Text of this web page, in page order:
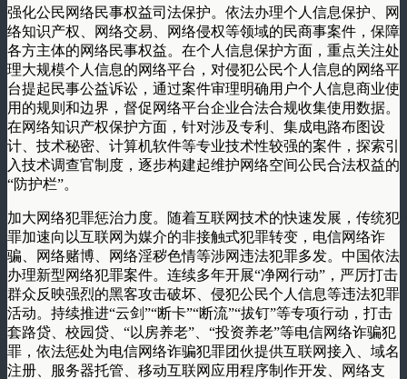
强化公民网络民事权益司法保护。依法办理个人信息保护、网
络知识产权、网络交易、网络侵权等领域的民商事案件，保障
各方主体的网络民事权益。在个人信息保护方面，重点关注处
理大规模个人信息的网络平台，对侵犯公民个人信息的网络平
台提起民事公益诉讼，通过案件审理明确用户个人信息商业使
用的规则和边界，督促网络平台企业合法合规收集使用数据。
在网络知识产权保护方面，针对涉及专利、集成电路布图设
计、技术秘密、计算机软件等专业技术性较强的案件，探索引
入技术调查官制度，逐步构建起维护网络空间公民合法权益的
“防护栏”。
加大网络犯罪惩治力度。随着互联网技术的快速发展，传统犯
罪加速向以互联网为媒介的非接触式犯罪转变，电信网络诈
骗、网络赌博、网络淫秽色情等涉网违法犯罪多发。中国依法
办理新型网络犯罪案件。连续多年开展“净网行动”，严厉打击
群众反映强烈的黑客攻击破坏、侵犯公民个人信息等违法犯罪
活动。持续推进“云剑”“断卡”“断流”“拔钉”等专项行动，打击
套路贷、校园贷、“以房养老”、“投资养老”等电信网络诈骗犯
罪，依法惩处为电信网络诈骗犯罪团伙提供互联网接入、域名
注册、服务器托管、移动互联网应用程序制作开发、网络支